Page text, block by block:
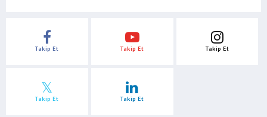
Takip Et Takip Et Takip Et
Takip Et Takip Et